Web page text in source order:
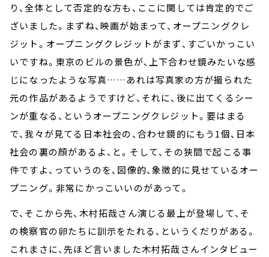
り、全体として否定的な方も、ここに関しては肯定的でご
ざいました。まずね、映画が始まって、オープニングクレ
ジット。オープニングクレジットがまず、すごいかっこい
いですね。東京のビルの景色が、上下合わせ鏡みたいな感
じになったような写真……あれは写真家の方が撮られた
元の作品があるようですけど、それに、後に出てくるシー
ンが重なる、というオープニングクレジット。要はまる
で、我々が見てる日本社会の、合わせ鏡的にもう1個、日本
社会の裏の顔があるよ、と。そして、その狭間で起こる事
件ですよ、っていうのを、図像的、象徴的に見せているオー
プニング。非常にかっこいいのがあって。
で、そこから先、木村拓哉さん演じる最上が登場して、そ
の検察官の卵たちに訓示をたれる、というくだりがある。
これまさに、先ほど言いました木村拓哉さんインタビュー